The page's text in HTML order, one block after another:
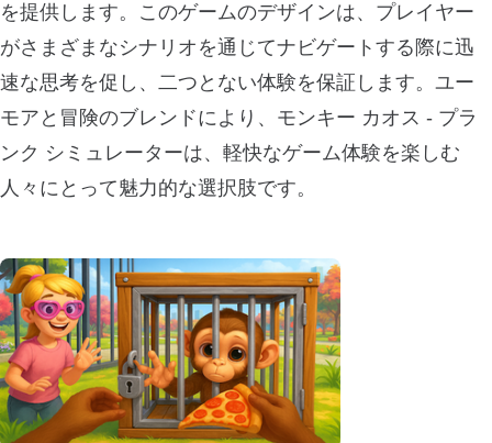
を提供します。このゲームのデザインは、プレイヤー
がさまざまなシナリオを通じてナビゲートする際に迅
速な思考を促し、二つとない体験を保証します。ユー
モアと冒険のブレンドにより、モンキー カオス - プラ
ンク シミュレーターは、軽快なゲーム体験を楽しむ
人々にとって魅力的な選択肢です。